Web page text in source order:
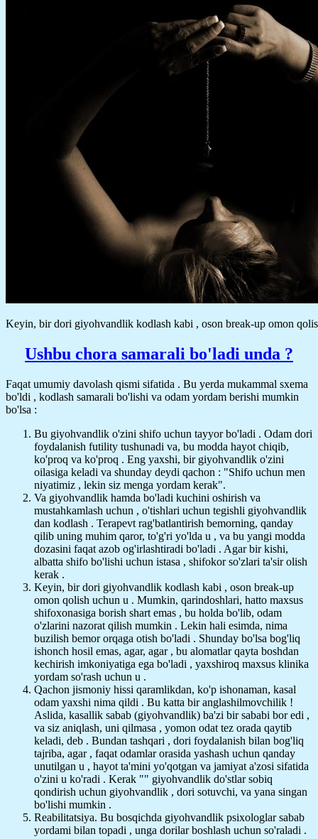
Keyin, bir dori giyohvandlik kodlash kabi , oson break-up omon
Ushbu chora samarali bo'ladi unda ?
Faqat umumiy davolash qismi sifatida . Bu yerda mukammal sxema
bo'ldi , kodlash samarali bo'lishi va odam yordam berishi mumkin
bo'lsa :
Bu giyohvandlik o'zini shifo uchun tayyor bo'ladi . Odam dori
foydalanish futility tushunadi va, bu modda hayot chiqib,
ko'proq va ko'proq . Eng yaxshi, bir giyohvandlik o'zini
oilasiga keladi va shunday deydi qachon : "Shifo uchun men
niyatimiz , lekin siz menga yordam kerak".
Va giyohvandlik hamda bo'ladi kuchini oshirish va
mustahkamlash uchun , o'tishlari uchun tegishli giyohvandlik
dan kodlash . Terapevt rag'batlantirish bemorning, qanday
qilib uning muhim qaror, to'g'ri yo'lda u , va bu yangi modda
dozasini faqat azob og'irlashtiradi bo'ladi . Agar bir kishi,
albatta shifo bo'lishi uchun istasa , shifokor so'zlari ta'sir olish
kerak .
Keyin, bir dori giyohvandlik kodlash kabi , oson break-up
omon qolish uchun u . Mumkin, qarindoshlari, hatto maxsus
shifoxonasiga borish shart emas , bu holda bo'lib, odam
o'zlarini nazorat qilish mumkin . Lekin hali esimda, nima
buzilish bemor orqaga otish bo'ladi . Shunday bo'lsa bog'liq
ishonch hosil emas, agar, agar , bu alomatlar qayta boshdan
kechirish imkoniyatiga ega bo'ladi , yaxshiroq maxsus klinika
yordam so'rash uchun u .
Qachon jismoniy hissi qaramlikdan, ko'p ishonaman, kasal
odam yaxshi nima qildi . Bu katta bir anglashilmovchilik !
Aslida, kasallik sabab (giyohvandlik) ba'zi bir sababi bor edi ,
va siz aniqlash, uni qilmasa , yomon odat tez orada qaytib
keladi, deb . Bundan tashqari , dori foydalanish bilan bog'liq
tajriba, agar , faqat odamlar orasida yashash uchun qanday
unutilgan u , hayot ta'mini yo'qotgan va jamiyat a'zosi sifatida
o'zini u ko'radi . Kerak "" giyohvandlik do'stlar sobiq
qondirish uchun giyohvandlik , dori sotuvchi, va yana singan
bo'lishi mumkin .
Reabilitatsiya. Bu bosqichda giyohvandlik psixologlar sabab
yordami bilan topadi , unga dorilar boshlash uchun so'raladi .